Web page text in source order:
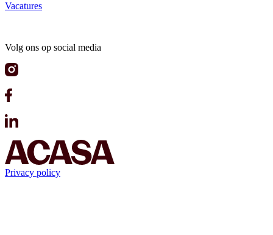
Vacatures
Volg ons op social media
Privacy policy